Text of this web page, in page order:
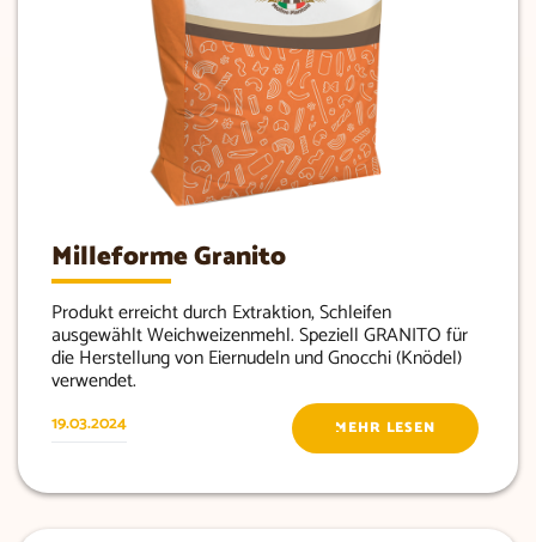
Milleforme Granito
Produkt erreicht durch Extraktion, Schleifen
ausgewählt Weichweizenmehl. Speziell GRANITO für
die Herstellung von Eiernudeln und Gnocchi (Knödel)
verwendet.
19.03.2024 MEHR LESEN